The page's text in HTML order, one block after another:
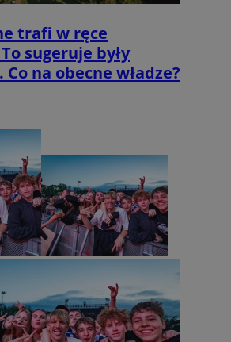
trafi w ręce
sugeruje były
na obecne władze?